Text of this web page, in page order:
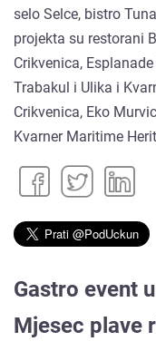
selo Selce, bistro
projekta su restorani
Crikvenica,
Trabakul i Ulika i
Crikvenica, Eko
Kvarner Maritime
Gastro event
Mjesec plave